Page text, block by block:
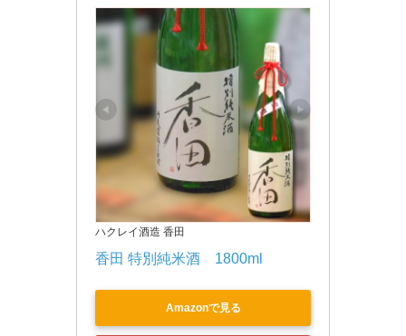
ハクレイ酒造 香田
香田 特別純米酒　1800ml
Amazonで見る